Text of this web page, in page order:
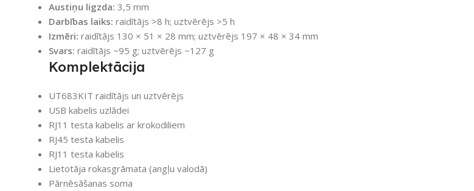
Austiņu ligzda: 3,5 mm
Darbības laiks: raidītājs >8 h; uztvērējs >5 h
Izmēri: raidītājs 130 × 51 × 28 mm; uztvērējs 197 × 48 × 34 mm
Svars: raidītājs ~95 g; uztvērējs ~127 g
Komplektācija
UT683KIT raidītājs un uztvērējs
USB kabelis uzlādei
RJ11 testa kabelis ar krokodiliem
RJ45 testa kabelis
RJ11 testa kabelis
Lietotāja rokasgrāmata (angļu valodā)
Pārnēsāšanas soma